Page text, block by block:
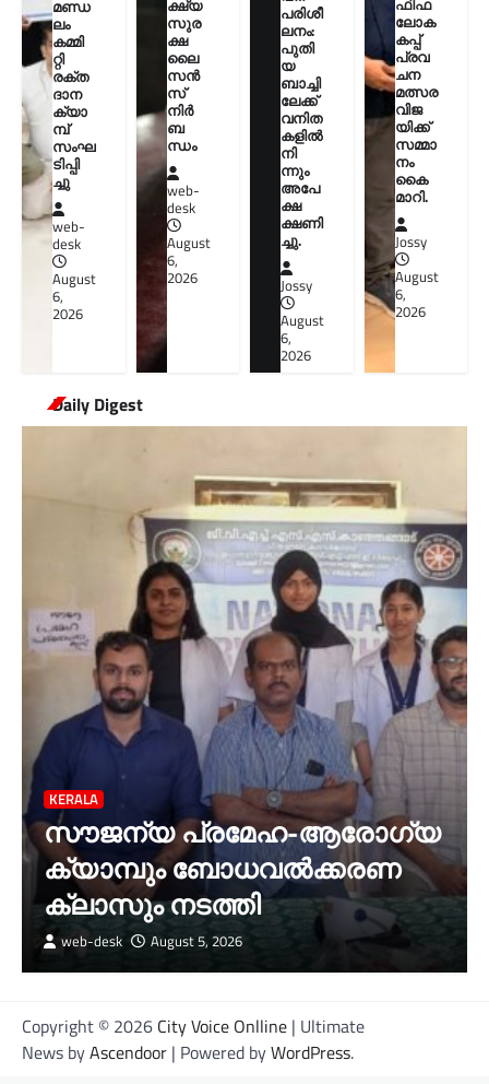
മണ്ഡ
ലം
കമ്മി
റ്റി
രക്ത
ദാന
ക്യാ
മ്പ്
സംഘ
ടിപ്പി
ച്ചു
web-
desk
August
6,
2026
ക്ഷ്യ
സുര
ക്ഷ
ലൈ
സൻ
സ്
നിർ
ബ
ന്ധം
web-
desk
August
6,
2026
പരിശീ
ലനം:
പുതി
യ
ബാച്ചി
ലേക്ക്
വനിത
കളിൽ
നി
ന്നും
അപേ
ക്ഷ
ക്ഷണി
ച്ചു.
Jossy
August
6,
2026
ലോക
കപ്പ്
പ്രവ
ചന
മത്സര
വിജ
യിക്ക്
സമ്മാ
നം
കൈ
മാറി.
Jossy
August
6,
2026
Daily Digest
KERALA
സൗജന്യ പ്രമേഹ-ആരോഗ്യ
ക്യാമ്പും ബോധവൽക്കരണ
ക്ലാസും നടത്തി
web-desk August 5, 2026
Copyright © 2026 City Voice Onlline | Ultimate
News byAscendoor | Powered byWordPress.